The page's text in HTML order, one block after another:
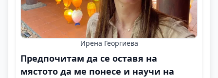
Ирена Георгиева
Предпочитам да се оставя на
мястото да ме понесе и научи на